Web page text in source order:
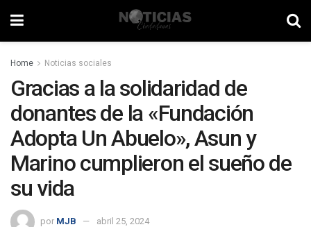
Home Noticias sociales
Gracias a la solidaridad de
donantes de la «Fundación
Adopta Un Abuelo», Asun y
Marino cumplieron el sueño de
su vida
por MJB abril 25, 2024